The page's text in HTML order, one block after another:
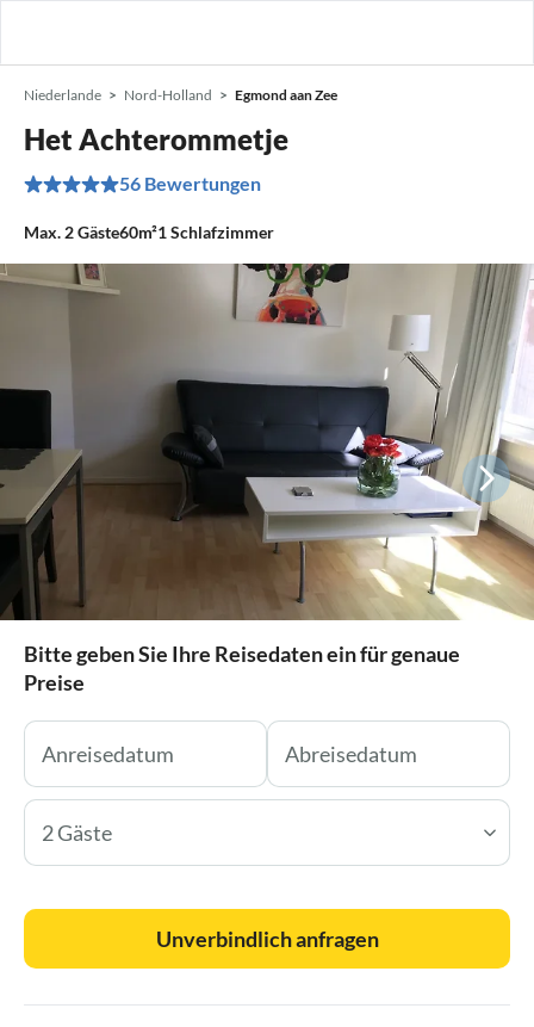
Niederlande Nord-Holland Egmond aan Zee
Het Achterommetje
56 Bewertungen
Max. 2Gäste60m²1Schlafzimmer
Bitte geben Sie Ihre Reisedaten ein für genaue
Preise
2 Gäste
Unverbindlich anfragen